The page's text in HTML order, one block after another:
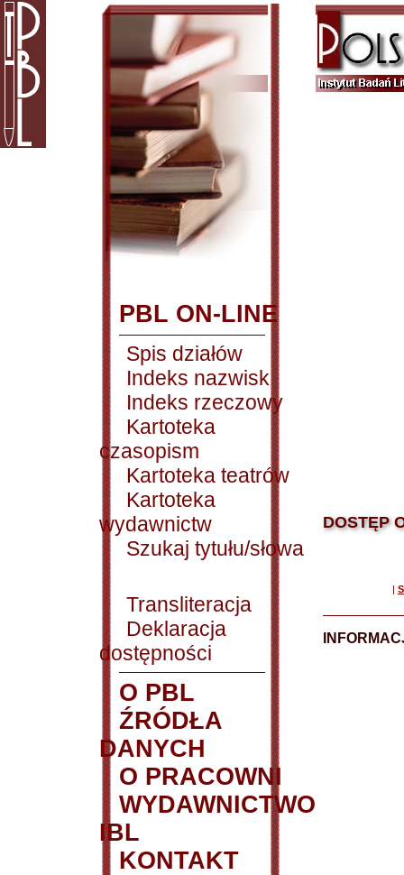
PBL ON-LINE
Spis działów
Indeks nazwisk
Indeks rzeczowy
Kartoteka
czasopism
Kartoteka teatrów
Kartoteka
wydawnictw
Szukaj tytułu/słowa
Transliteracja
Deklaracja
dostępności
O PBL
ŹRÓDŁA
DANYCH
O PRACOWNI
WYDAWNICTWO
IBL
KONTAKT
DOSTĘP
|